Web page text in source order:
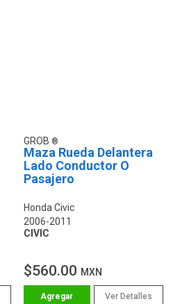
GROB
Maza Rueda Delantera
Lado Conductor O
Pasajero
Honda Civic
2006-2011
CIVIC
$560.00 MXN
Ver Detalles